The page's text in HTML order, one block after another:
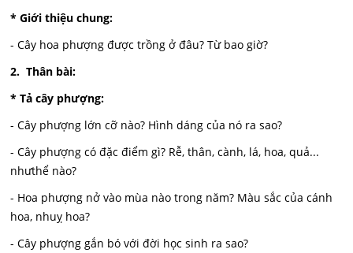
* Giới thiệu chung:
- Cây hoa phượng được trồng ở đâu? Từ bao giờ?
2. Thân bài:
* Tả cây phượng:
- Cây phượng lớn cỡ nào? Hình dáng của nó ra sao?
- Cây phượng có đặc điểm gì? Rễ, thân, cành, lá, hoa, quả...
nhưthể nào?
- Hoa phượng nở vào mùa nào trong năm? Màu sắc của cánh
hoa, nhuỵ hoa?
- Cây phượng gắn bó với đời học sinh ra sao?